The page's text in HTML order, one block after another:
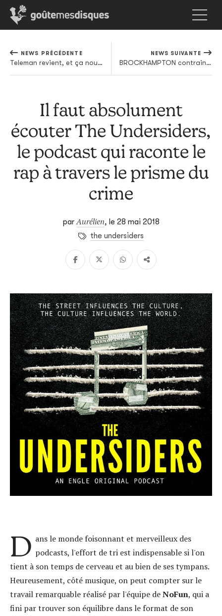
NEWS PRÉCÉDENTE
Teleman revient, et ça nous fait très plaisir
NEWS SUIVANTE
BROCKHAMPTON contraint de se séparer d'un de ses membres
Il faut absolument
écouter The Undersiders,
le podcast qui raconte le
rap à travers le prisme du
crime
parAurélien, le 28 mai 2018
the undersiders
D ans le monde foisonnant et merveilleux des
podcasts, l'effort de tri est indispensable si l'on
tient à son temps de cerveau et au bien de ses tympans.
Heureusement, côté musique, on peut compter sur le
travail remarquable réalisé par l'équipe deNoFun, qui a
fini par trouver son équilibre dans le format de son